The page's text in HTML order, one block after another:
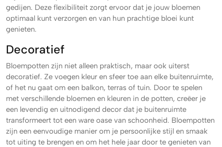
gedijen. Deze flexibiliteit zorgt ervoor dat je jouw bloemen
optimaal kunt verzorgen en van hun prachtige bloei kunt
genieten.
Decoratief
Bloempotten zijn niet alleen praktisch, maar ook uiterst
decoratief. Ze voegen kleur en sfeer toe aan elke buitenruimte,
of het nu gaat om een balkon, terras of tuin. Door te spelen
met verschillende bloemen en kleuren in de potten, creëer je
een levendig en uitnodigend decor dat je buitenruimte
transformeert tot een ware oase van schoonheid. Bloempotten
zijn een eenvoudige manier om je persoonlijke stijl en smaak
tot uiting te brengen en om het hele jaar door te genieten van